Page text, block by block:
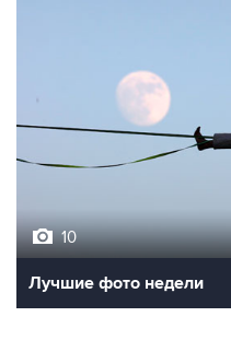
10
Лучшие фото недели